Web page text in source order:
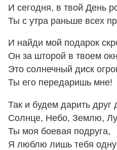
И сегодня, в твой День
Ты с утра раньше всех
И найди мой подарок
Он за шторой в твоем
Это солнечный диск
Ты его передаришь мне!
Так и будем дарить друг
Солнце, Небо, Землю,
Ты моя боевая подруга,
Я люблю лишь тебя